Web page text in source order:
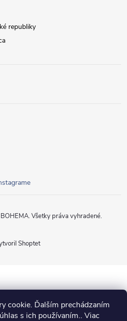
cookie. Ďalším prechádzaním
s ich používaním.. Viac
republiky
Shoptet
. Všetky práva vyhradené.